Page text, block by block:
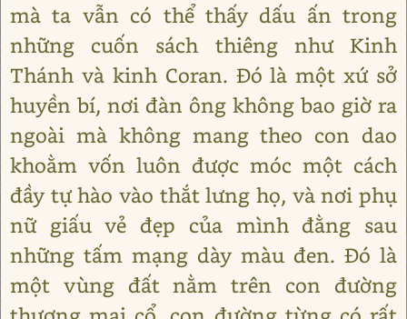
mà ta vẫn có thể thấy dấu ấn trong
những cuốn sách thiêng như Kinh
Thánh và kinh Coran. Đó là một xứ sở
huyền bí, nơi đàn ông không bao giờ ra
ngoài mà không mang theo con dao
khoằm vốn luôn được móc một cách
đầy tự hào vào thắt lưng họ, và nơi phụ
nữ giấu vẻ đẹp của mình đằng sau
những tấm mạng dày màu đen. Đó là
một vùng đất nằm trên con đường